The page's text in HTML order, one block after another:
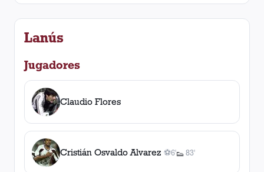
Lanús
Jugadores
Claudio Flores
Cristián Osvaldo Alvarez ⚽
1gol, 6'
6'👟
1asistencia
83'